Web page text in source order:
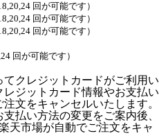
回が可能です）
回が可能です）
回が可能です）
回が可能です）
クレジットカードがご利用い
ジットカード情報やお支払い
文をキャンセルいたします。
払い方法の変更をご案内後、
天市場が自動でご注文をキャ